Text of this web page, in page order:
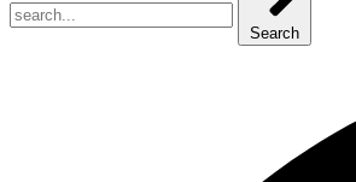
Search